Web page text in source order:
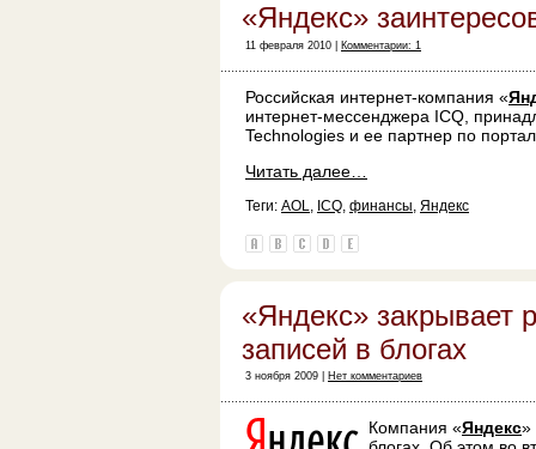
«Яндекс»
11 февраля 2010 | Комментарии: 1
Российская интернет-компания «
интернет-мессенджера ICQ,
Technologies и ее партнер по
Читать далее…
Теги: AOL, ICQ, финансы, Яндекс
«Яндекс» закрывает
записей в блогах
3 ноября 2009 | Нет комментариев
Компания «Яндекс»